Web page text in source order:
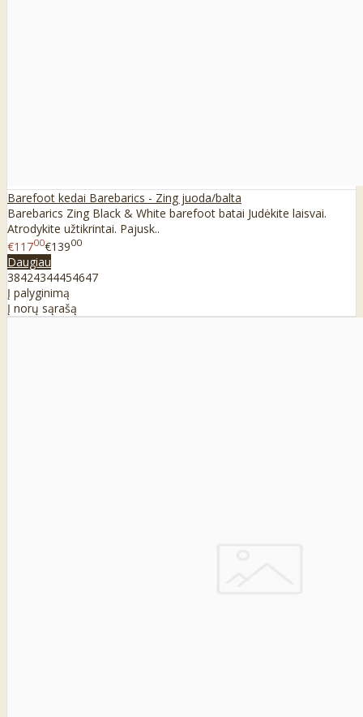
Barefoot kedai Barebarics - Zing juoda/balta
Barebarics Zing Black & White barefoot batai Judėkite laisvai.
Atrodykite užtikrintai. Pajusk..
€11700€13900
Daugiau
38424344454647
Į palyginimą
Į norų sąrašą